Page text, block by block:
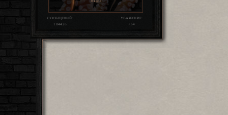
СООБЩЕНИЙ:
184426
УВАЖЕНИЕ:
+64